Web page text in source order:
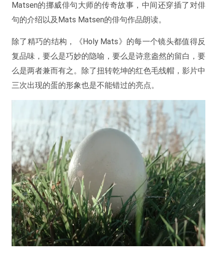
Matsen的挪威俳句大师的传奇故事，中间还穿插了对俳
句的介绍以及Mats Matsen的俳句作品朗读。
除了精巧的结构，《Holy Mats》的每一个镜头都值得反
复品味，要么是巧妙的隐喻，要么是诗意盎然的留白，要
么是两者兼而有之。除了扭转乾坤的红色毛线帽，影片中
三次出现的蛋的形象也是不能错过的亮点。